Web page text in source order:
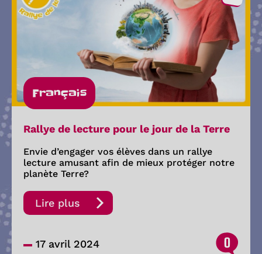
Français
Rallye de lecture pour le jour de la Terre
Envie d’engager vos élèves dans un rallye
lecture amusant afin de mieux protéger notre
planète Terre?
Lire plus
17 avril 2024 0